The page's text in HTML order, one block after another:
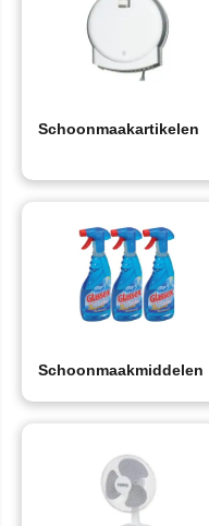
Schoonmaakartikelen
Schoonmaakmiddelen